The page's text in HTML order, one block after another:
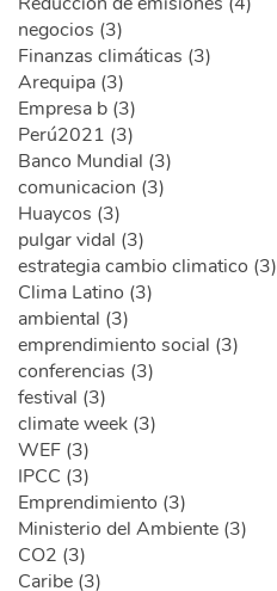
negocios (3)
Finanzas climáticas (3)
Arequipa (3)
Empresa b (3)
Perú2021 (3)
Banco Mundial (3)
comunicacion (3)
Huaycos (3)
pulgar vidal (3)
estrategia cambio climatico (3)
Clima Latino (3)
ambiental (3)
emprendimiento social (3)
conferencias (3)
festival (3)
climate week (3)
WEF (3)
IPCC (3)
Emprendimiento (3)
Ministerio del Ambiente (3)
CO2 (3)
Caribe (3)